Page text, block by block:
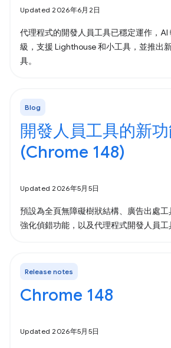
Updated 2026年6月2日
代理程式的開發人員工具已穩定運作，AI
級，支援 Lighthouse 和小工具，並推出
具。
Blog
開發人員工具的新
(Chrome 148)
Updated 2026年5月5日
預設為全頁無障礙樹狀結構、廣告出處
強化偵錯功能，以及代理程式開發人員工
Release notes
Chrome 148
Updated 2026年5月5日